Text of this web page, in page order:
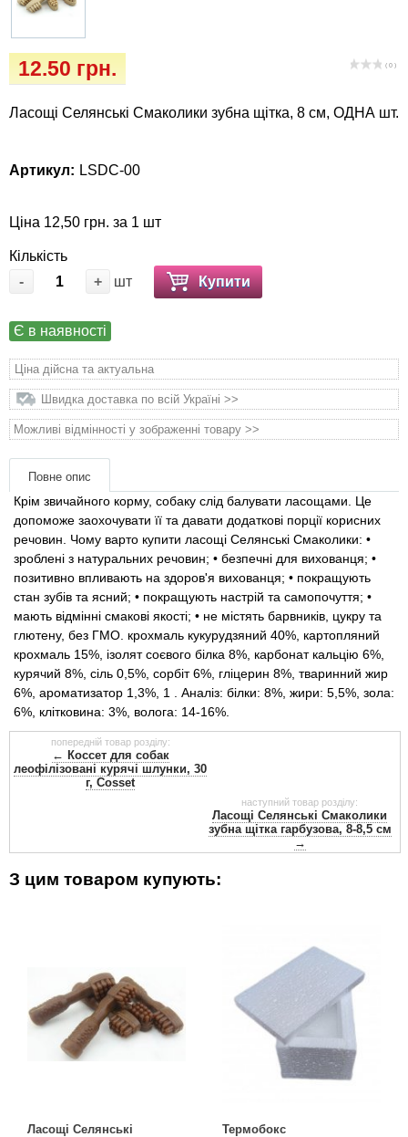
( 0 )
12.50 грн.
Ласощі Селянські Смаколики зубна щітка, 8 см, ОДНА шт.
Артикул: LSDC-00
Ціна 12,50 грн. за 1 шт
Кількість
-
+ шт Купити
Є в наявності
Ціна дійсна та актуальна
Швидка доставка по всій Україні >>
Можливі відмінності у зображенні товару >>
Повне опис
Крім звичайного корму, собаку слід балувати ласощами. Це
допоможе заохочувати її та давати додаткові порції корисних
речовин. Чому варто купити ласощі Селянські Смаколики: •
зроблені з натуральних речовин; • безпечні для вихованця; •
позитивно впливають на здоров'я вихованця; • покращують
стан зубів та ясний; • покращують настрій та самопочуття; •
мають відмінні смакові якості; • не містять барвників, цукру та
глютену, без ГМО. крохмаль кукурудзяний 40%, картопляний
крохмаль 15%, ізолят соєвого білка 8%, карбонат кальцію 6%,
курячий 8%, сіль 0,5%, сорбіт 6%, гліцерин 8%, тваринний жир
6%, ароматизатор 1,3%, 1 . Аналіз: білки: 8%, жири: 5,5%, зола:
6%, клітковина: 3%, волога: 14-16%.
попередній товар розділу:
← Коссет для собак
леофілізовані курячі шлунки, 30
г, Cosset
наступний товар розділу:
Ласощі Селянські Смаколики
зубна щітка гарбузова, 8-8,5 см
→
З цим товаром купують:
Ласощі Селянські
Термобокс
Vet Diet Canine Wet - ветеринарные диеты
для собак
килимки
Миски, автогодівниці, поілки
Перенесення, сумки, клітини
Післяопераційні засоби та витратні
матеріали
Подарункові сертифікати
Товари для голубів
Товари для гризунів
Товари для коней
Товари для людей
Хозряд - господарчі товари оптом
Популярні зоотоварі
Архів / Знято з виробництва